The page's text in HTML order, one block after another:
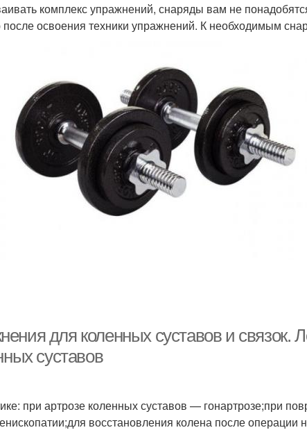
комплекс упражнений, снаряды вам не
освоения техники упражнений. К необходимым
для коленных суставов и связок.
суставов
при артрозе коленных суставов — гонартрозе;при
восстановления колена после операции